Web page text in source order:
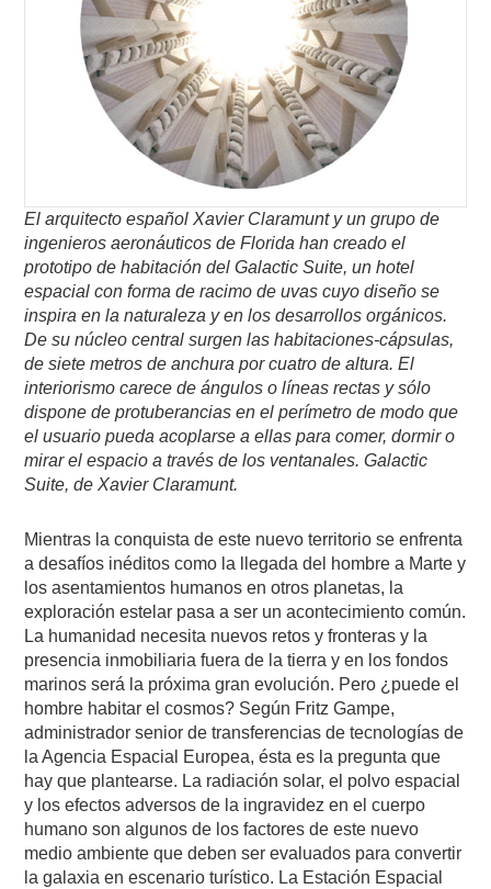
El arquitecto español Xavier Claramunt y un grupo de
ingenieros aeronáuticos de Florida han creado el
prototipo de habitación del Galactic Suite, un hotel
espacial con forma de racimo de uvas cuyo diseño se
inspira en la naturaleza y en los desarrollos orgánicos.
De su núcleo central surgen las habitaciones-cápsulas,
de siete metros de anchura por cuatro de altura. El
interiorismo carece de ángulos o líneas rectas y sólo
dispone de protuberancias en el perímetro de modo que
el usuario pueda acoplarse a ellas para comer, dormir o
mirar el espacio a través de los ventanales. Galactic
Suite, de Xavier Claramunt.
Mientras la conquista de este nuevo territorio se enfrenta
a desafíos inéditos como la llegada del hombre a Marte y
los asentamientos humanos en otros planetas, la
exploración estelar pasa a ser un acontecimiento común.
La humanidad necesita nuevos retos y fronteras y la
presencia inmobiliaria fuera de la tierra y en los fondos
marinos será la próxima gran evolución. Pero ¿puede el
hombre habitar el cosmos? Según Fritz Gampe,
administrador senior de transferencias de tecnologías de
la Agencia Espacial Europea, ésta es la pregunta que
hay que plantearse. La radiación solar, el polvo espacial
y los efectos adversos de la ingravidez en el cuerpo
humano son algunos de los factores de este nuevo
medio ambiente que deben ser evaluados para convertir
la galaxia en escenario turístico. La Estación Espacial